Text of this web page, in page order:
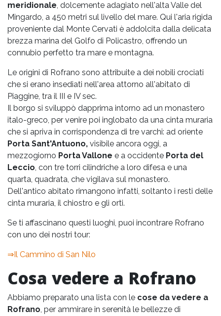
meridionale, dolcemente adagiato nell'alta Valle del
Mingardo, a 450 metri sul livello del mare. Qui l'aria rigida
proveniente dal Monte Cervati è addolcita dalla delicata
brezza marina del Golfo di Policastro, offrendo un
connubio perfetto tra mare e montagna.
Le origini di Rofrano sono attribuite a dei nobili crociati
che si erano insediati nell'area attorno all'abitato di
Piaggine, tra il III e IV sec.
Il borgo si sviluppò dapprima intorno ad un monastero
italo-greco, per venire poi inglobato da una cinta muraria
che si apriva in corrispondenza di tre varchi: ad oriente
Porta Sant'Antuono, visibile ancora oggi, a
mezzogiorno Porta Vallone e a occidente Porta del
Leccio, con tre torri cilindriche a loro difesa e una
quarta, quadrata, che vigilava sul monastero.
Dell'antico abitato rimangono infatti, soltanto i resti delle
cinta muraria, il chiostro e gli orti.
Se ti affascinano questi luoghi, puoi incontrare Rofrano
con uno dei nostri tour:
⇒Il Cammino di San Nilo
Cosa vedere a Rofrano
Abbiamo preparato una lista con le cose da vedere a
Rofrano, per ammirare in serenità le bellezze di